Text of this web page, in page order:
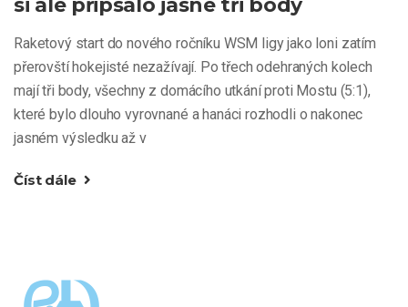
si ale připsalo jasné tři body
Raketový start do nového ročníku WSM ligy jako loni zatím
přerovští hokejisté nezažívají. Po třech odehraných kolech
mají tři body, všechny z domácího utkání proti Mostu (5:1),
které bylo dlouho vyrovnané a hanáci rozhodli o nakonec
jasném výsledku až v
Číst dále